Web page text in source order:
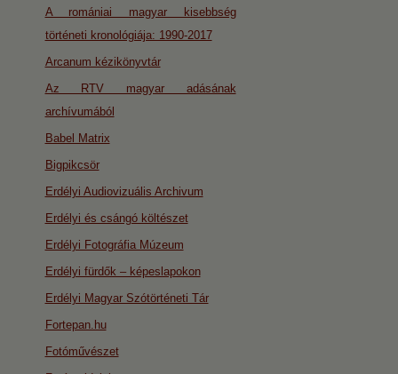
A romániai magyar kisebbség
történeti kronológiája: 1990-2017
Arcanum kézikönyvtár
Az RTV magyar adásának
archívumából
Babel Matrix
Bigpikcsör
Erdélyi Audiovizuális Archivum
Erdélyi és csángó költészet
Erdélyi Fotográfia Múzeum
Erdélyi fürdők – képeslapokon
Erdélyi Magyar Szótörténeti Tár
Fortepan.hu
Fotóművészet